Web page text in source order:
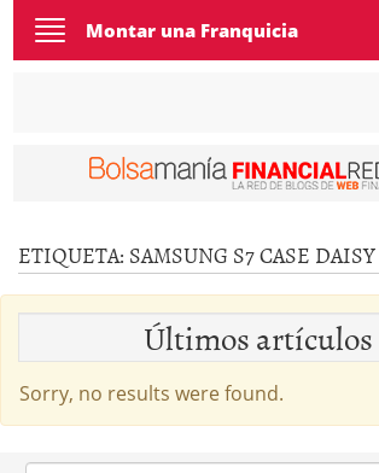
Toggle
navigation
Montar una Franquicia
ETIQUETA: SAMSUNG S7 CASE DAISY
Últimos artículos
Sorry, no results were found.